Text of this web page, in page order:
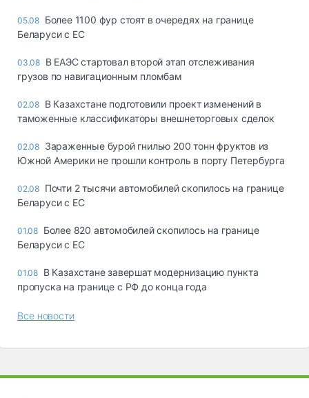
05.08 Более 1100 фур стоят в очередях на границе
Беларуси с ЕС
03.08 В ЕАЭС стартовал второй этап отслеживания
грузов по навигационным пломбам
02.08 В Казахстане подготовили проект изменений в
таможенные классификаторы внешнеторговых сделок
02.08 Зараженные бурой гнилью 200 тонн фруктов из
Южной Америки не прошли контроль в порту Петербурга
02.08 Почти 2 тысячи автомобилей скопилось на границе
Беларуси с ЕС
01.08 Более 820 автомобилей скопилось на границе
Беларуси с ЕС
01.08 В Казахстане завершат модернизацию пункта
пропуска на границе с РФ до конца года
Все новости